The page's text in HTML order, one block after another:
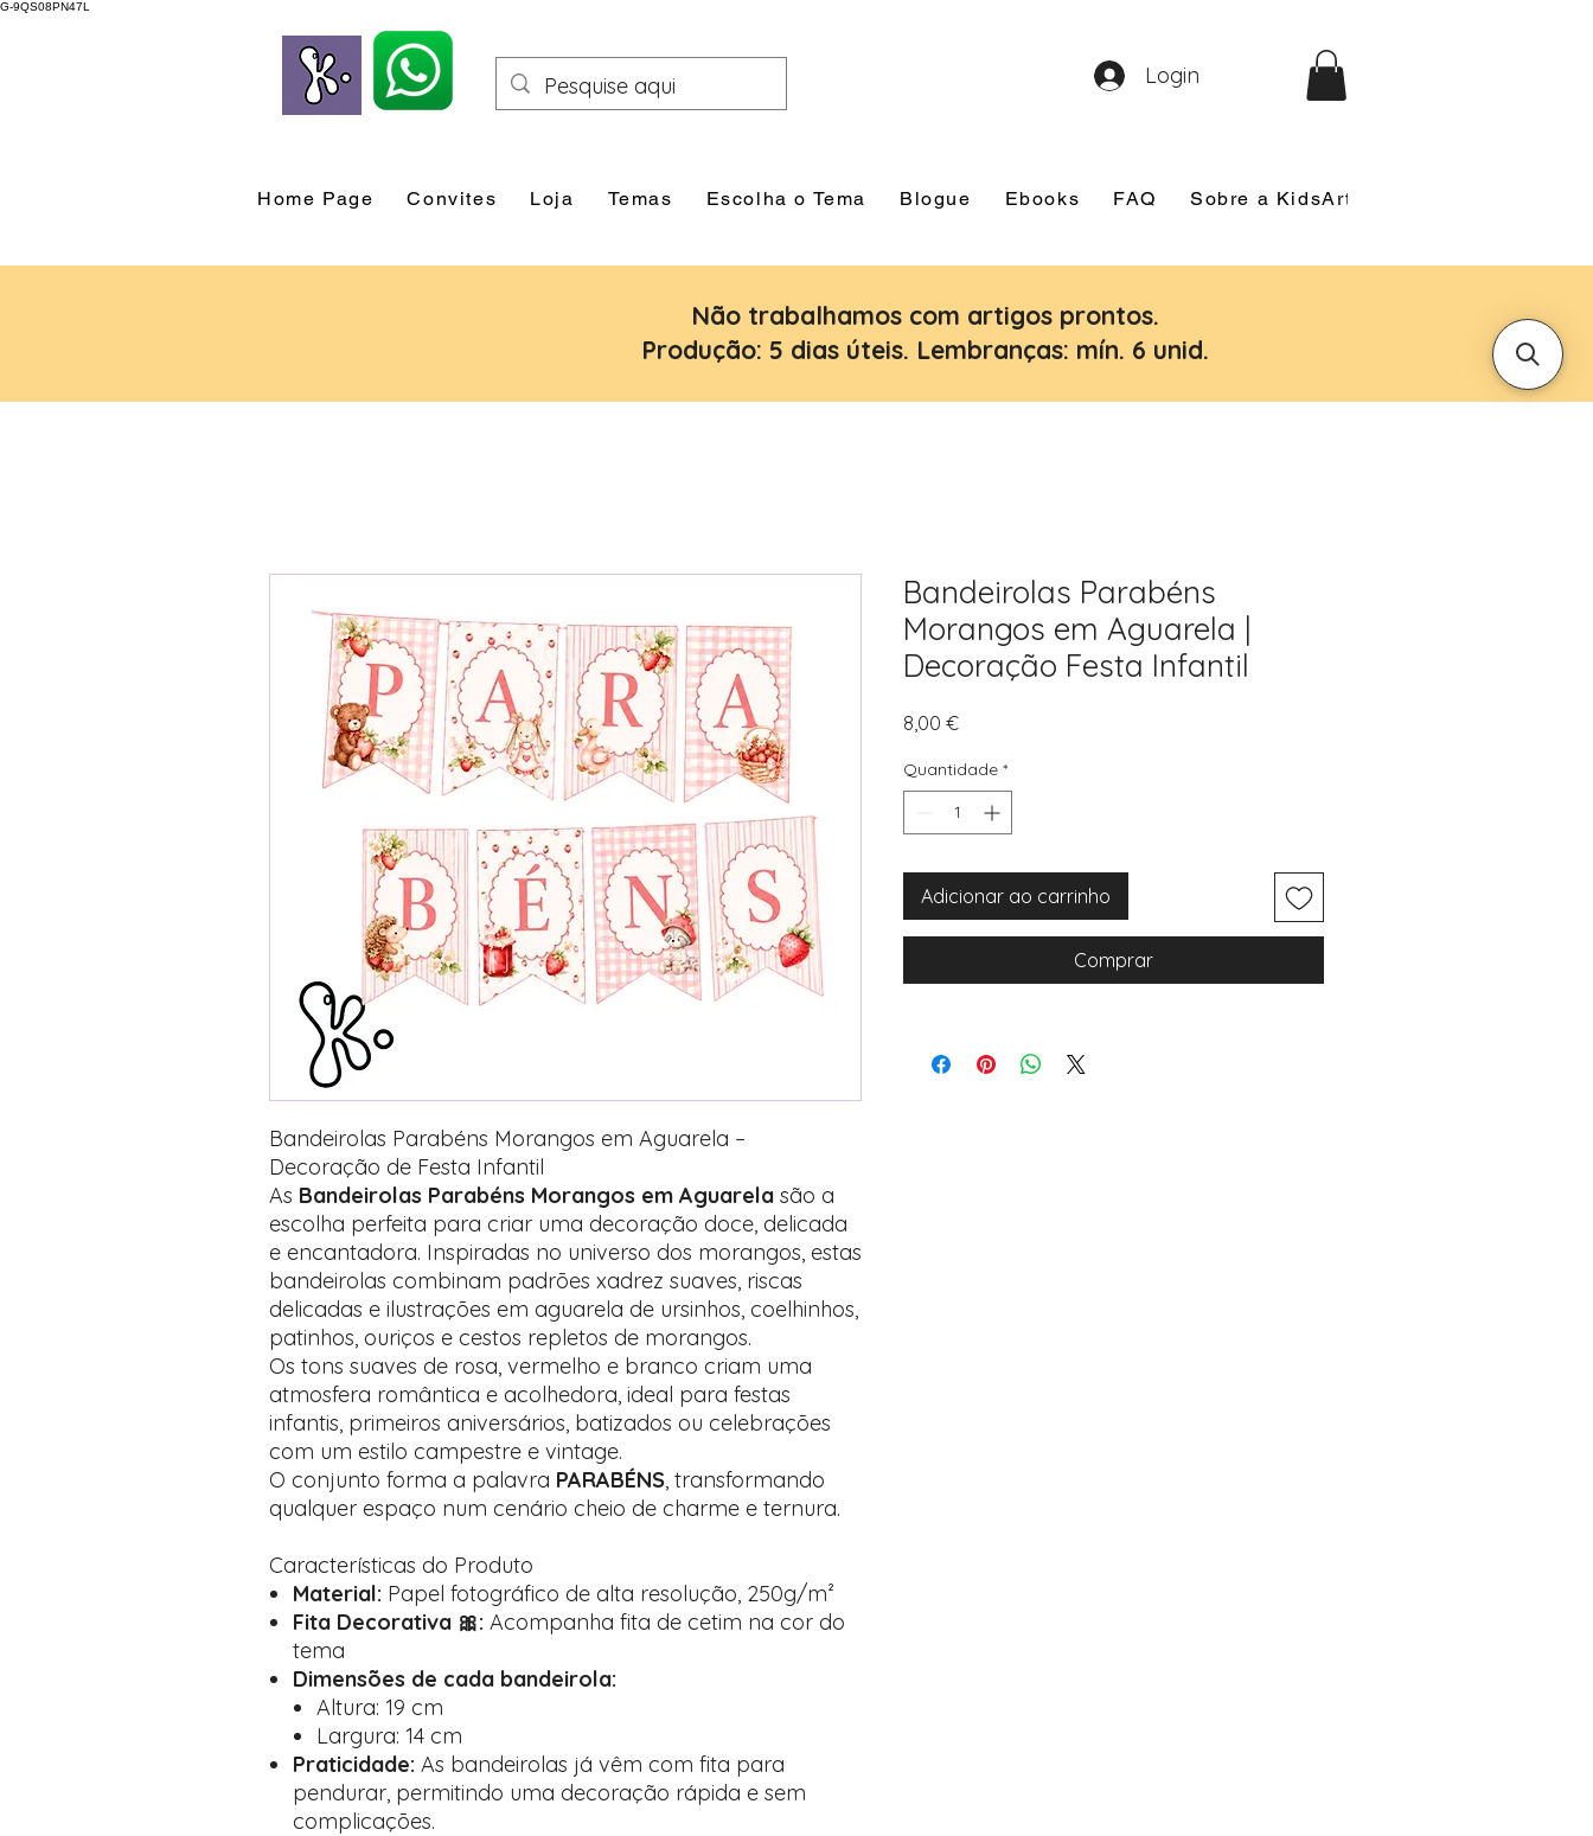
G-9QS08PN47L
Home Page Convites Loja Temas Escolha o Tema Blogue Ebooks FAQ Sobre a KidsArt
Login
Não trabalhamos com artigos prontos.
Produção: 5 dias úteis. Lembranças: mín. 6 unid.
Bandeirolas Parabéns Morangos em Aguarela –
Decoração de Festa Infantil
As Bandeirolas Parabéns Morangos em Aguarela são a
escolha perfeita para criar uma decoração doce, delicada
e encantadora. Inspiradas no universo dos morangos, estas
bandeirolas combinam padrões xadrez suaves, riscas
delicadas e ilustrações em aguarela de ursinhos, coelhinhos,
patinhos, ouriços e cestos repletos de morangos.
Os tons suaves de rosa, vermelho e branco criam uma
atmosfera romântica e acolhedora, ideal para festas
infantis, primeiros aniversários, batizados ou celebrações
com um estilo campestre e vintage.
O conjunto forma a palavra PARABÉNS, transformando
qualquer espaço num cenário cheio de charme e ternura.
Características do Produto
Material: Papel fotográfico de alta resolução, 250g/m²
Fita Decorativa 🎀: Acompanha fita de cetim na cor do
tema
Dimensões de cada bandeirola:
Altura: 19 cm
Largura: 14 cm
Praticidade: As bandeirolas já vêm com fita para
pendurar, permitindo uma decoração rápida e sem
complicações.
Bandeirolas Parabéns
Morangos em Aguarela |
Decoração Festa Infantil
8,00 €Preço
Quantidade *
Adicionar ao carrinho
Comprar